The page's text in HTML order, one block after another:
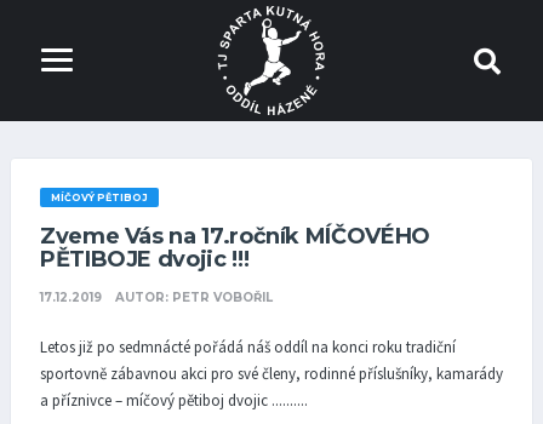
MÍČOVÝ PĚTIBOJ
Zveme Vás na 17.ročník MÍČOVÉHO
PĚTIBOJE dvojic !!!
17.12.2019 AUTOR: PETR VOBOŘIL
Letos již po sedmnácté pořádá náš oddíl na konci roku tradiční
sportovně zábavnou akci pro své členy, rodinné příslušníky, kamarády
a příznivce – míčový pětiboj dvojic ..........